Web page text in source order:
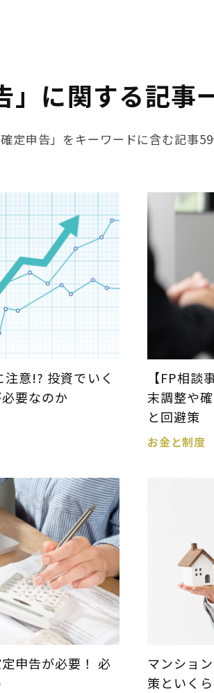
」に関する記事
定申告」をキーワードに含む記事59
注意!? 投資でいく
要なのか
【FP相
末調整や
と回避策
お金と制度
申告が必要！ 必
マンショ
策といく